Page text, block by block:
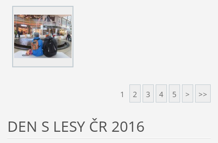
1 2 3 4 5 > >>
DEN S LESY ČR 2016